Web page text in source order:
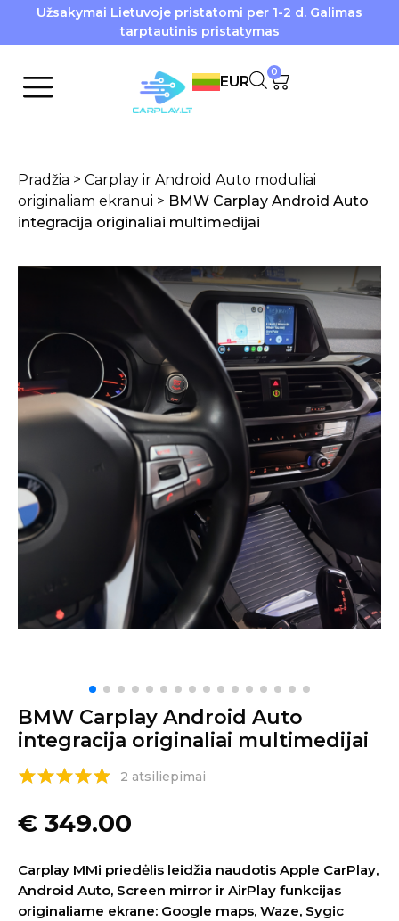
Užsakymai Lietuvoje pristatomi per 1-2 d. Galimas
tarptautinis pristatymas
EUR
0
Pradžia > Carplay ir Android Auto moduliai
originaliam ekranui > BMW Carplay Android Auto
integracija originaliai multimedijai
BMW Carplay Android Auto
integracija originaliai multimedijai
2 atsiliepimai
€ 349.00
Carplay MMi priedėlis leidžia naudotis Apple CarPlay,
Android Auto, Screen mirror ir AirPlay funkcijas
originaliame ekrane: Google maps, Waze, Sygic